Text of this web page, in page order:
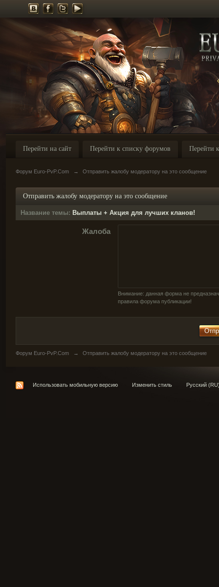
Перейти на сайт Перейти к списку форумов Перейти
Форум Euro-PvP.Com → Отправить жалобу модератору на это сообщение
Отправить жалобу модератору на это сообщение
Название темы: Выплаты + Акция для лучших кланов!
Жалоба
Внимание: данная форма не
правила форума публикации!
Форум Euro-PvP.Com → Отправить жалобу модератору на это сообщение
Использовать мобильную версию Изменить стиль Русский